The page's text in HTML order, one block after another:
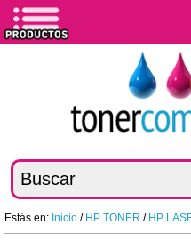
Estás en: Inicio / HP TONER / HP